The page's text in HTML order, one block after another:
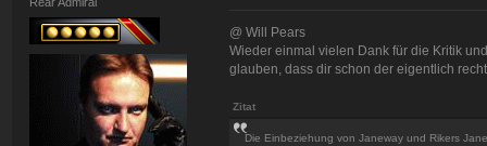
@ Will Pears
Wieder einmal vielen Dank für die Kritik
glauben, dass dir schon der eigentlich
Zitat
Die Einbeziehung von Janeway und Rikers